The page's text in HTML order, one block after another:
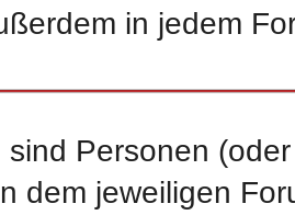
in jedem
sind Personen
dem jeweiligen